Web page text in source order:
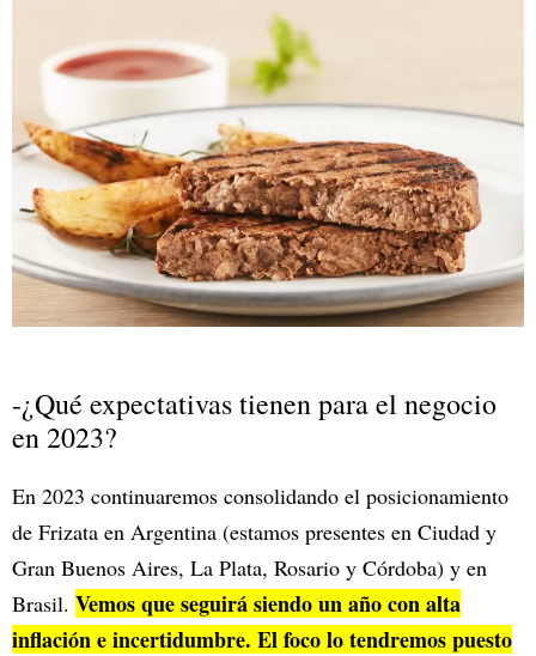
-¿Qué expectativas tienen para el negocio
en 2023?
En 2023 continuaremos consolidando el posicionamiento
de Frizata en Argentina (estamos presentes en Ciudad y
Gran Buenos Aires, La Plata, Rosario y Córdoba) y en
Brasil. Vemos que seguirá siendo un año con alta
inflación e incertidumbre. El foco lo tendremos puesto